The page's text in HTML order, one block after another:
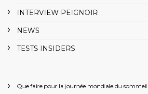
INTERVIEW PEIGNOIR
NEWS
TESTS INSIDERS
Que faire pour la journée mondiale du sommeil